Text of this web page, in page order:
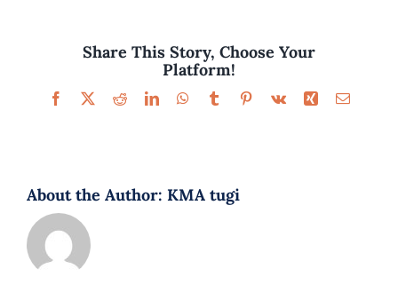
Share This Story, Choose Your
Platform!
Facebook
X RedditLinkedInWhatsApp
TumblrPinterest
Vk Xing Email
About the Author: KMA tugi